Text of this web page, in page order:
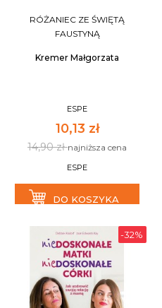
RÓŻANIEC ZE ŚWIĘTĄ
FAUSTYNĄ
Kremer Małgorzata
ESPE
10,13 zł
14,90 złnajniższa cena
ESPE
DO KOSZYKA
-32%